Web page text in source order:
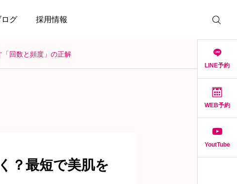
ログ 採用情報
LINE予約
WEB予約
YoutTube
回数と頻度」の正解
？最短で美肌を